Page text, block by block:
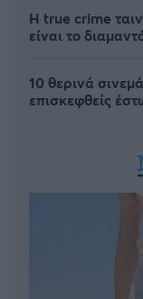
Η true crime
είναι το
10 θερινά
επισκεφθείς